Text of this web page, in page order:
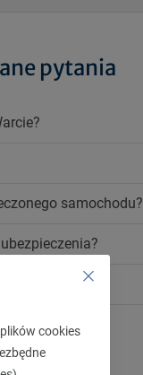
pytania
samochodu?
cookies